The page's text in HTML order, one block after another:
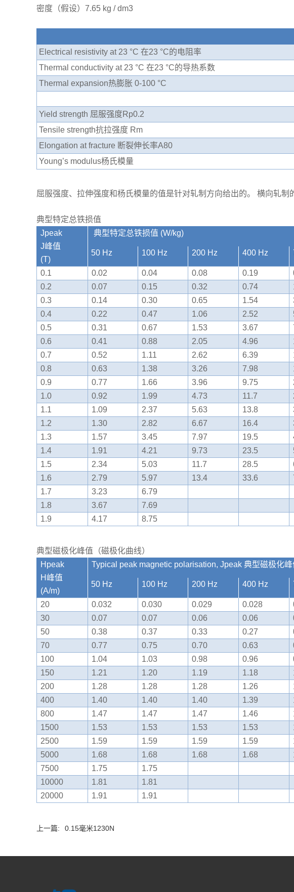
密度（假设）7.65 kg / dm3
Electrical resistivity at 23 °C 在23 °C的电阻率
Thermal conductivity at 23 °C 在23 °C的导热系数
Thermal expansion热膨胀 0-100 °C
Yield strength 屈服强度Rp0.2
Tensile strength抗拉强度 Rm
Elongation at fracture 断裂伸长率A80
Young’s modulus杨氏模量
屈服强度、拉伸强度和杨氏模量的值是针对轧制方向给出的。 横向轧制
典型特定总铁损值
Jpeak
J峰值
(T)
典型特定总铁损值 (W/kg)
50 Hz 100 Hz 200 Hz 400 Hz
0.1 0.02 0.04 0.08 0.19
0.2
0.07 0.15 0.32 0.74
0.3
0.14 0.30 0.65 1.54
0.4
0.22 0.47 1.06 2.52
0.5
0.31 0.67 1.53 3.67
0.6
0.41 0.88 2.05 4.96
0.7
0.52 1.11 2.62 6.39
0.8
0.63 1.38 3.26 7.98
0.9
0.77 1.66 3.96 9.75
1.0
0.92 1.99 4.73 11.7
1.1
1.09 2.37 5.63 13.8
1.2
1.30 2.82 6.67 16.4
1.3
1.57 3.45 7.97 19.5
1.4
1.91 4.21 9.73 23.5
1.5
2.34 5.03 11.7 28.5
1.6
2.79 5.97 13.4 33.6
1.7
3.23
6.79
1.8
3.67
7.69
1.9
4.17 8.75
典型磁极化峰值（磁极化曲线）
Hpeak
H峰值
(A/m)
Typical peak magnetic polarisation, Jpeak 典型磁极化
50 Hz 100 Hz 200 Hz 400 Hz
20 0.032 0.030 0.029 0.028
30
0.07 0.07 0.06 0.06
50
0.38 0.37 0.33 0.27
70
0.77 0.75 0.70 0.63
100
1.04 1.03 0.98 0.96
150
1.21 1.20 1.19 1.18
200
1.28 1.28 1.28 1.26
400
1.40 1.40 1.40 1.39
800
1.47 1.47 1.47 1.46
1500
1.53 1.53 1.53 1.53
2500
1.59 1.59 1.59 1.59
5000
1.68 1.68 1.68 1.68
7500
1.75
1.75
10000
1.81
1.81
20000
1.91 1.91
上一篇: 0.15毫米1230N